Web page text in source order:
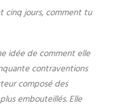
cinq jours, comment tu
idée de comment elle
contraventions
composé des
embouteillés. Elle